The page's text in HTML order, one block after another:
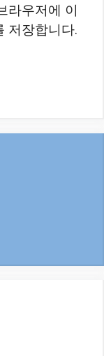
라우저에 이
저장합니다.